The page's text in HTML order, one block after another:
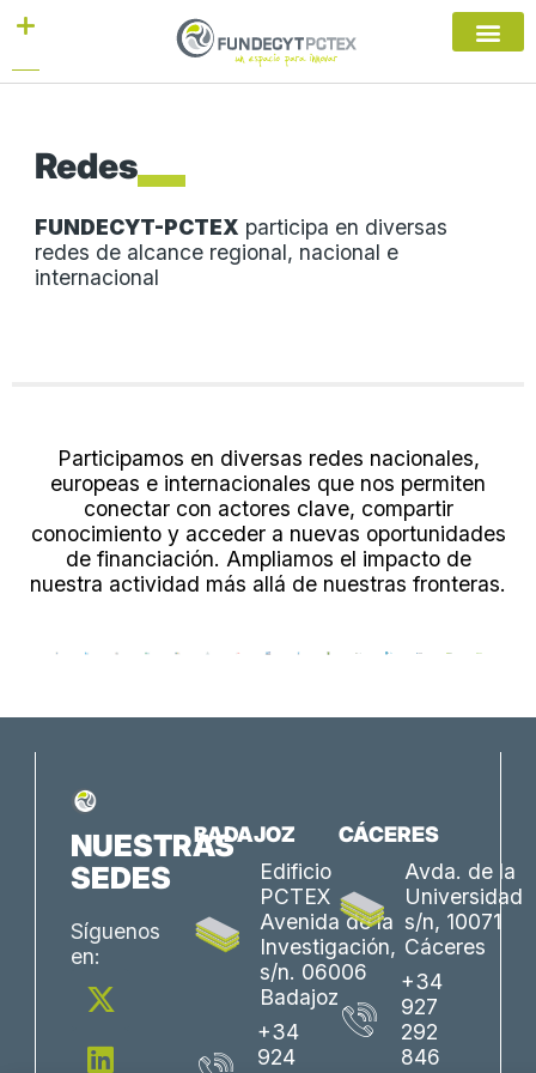
Redes
FUNDECYT-PCTEX participa en diversas
redes de alcance regional, nacional e
internacional
Participamos en diversas redes nacionales,
europeas e internacionales que nos permiten
conectar con actores clave, compartir
conocimiento y acceder a nuevas oportunidades
de financiación. Ampliamos el impacto de
nuestra actividad más allá de nuestras fronteras.
NUESTRAS
SEDES
Síguenos
en:
X
-
t
L
i
n
Y
o
u
F
a
c
I
n
s
BADAJOZ
Edificio
PCTEX
Avenida de la
Investigación,
s/n. 06006
Badajoz
+34
924
CÁCERES
Avda. de la
Universidad
s/n, 10071
Cáceres
+34
927
292
846